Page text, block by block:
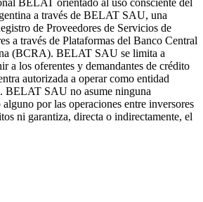
BELAT orientado al uso consciente del
a través de BELAT SAU, una
de Proveedores de Servicios de
a través de Plataformas del Banco Central
(BCRA). BELAT SAU se limita a
a los oferentes y demandantes de crédito
autorizada a operar como entidad
BELAT SAU no asume ninguna
por las operaciones entre inversores
ni garantiza, directa o indirectamente, el